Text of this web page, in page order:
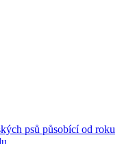
psů působící od roku